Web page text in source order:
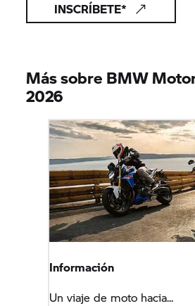
INSCRÍBETE*
Más sobre BMW
2026
Información
Un viaje de moto hacia...